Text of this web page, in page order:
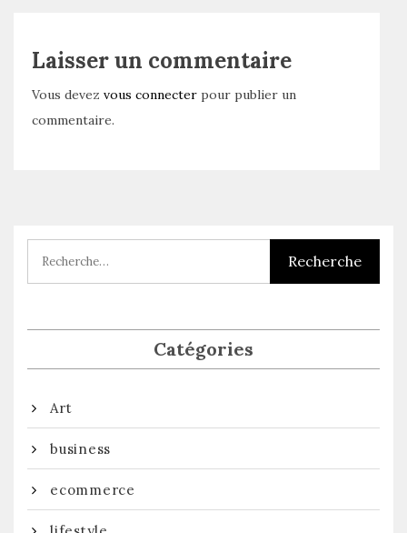
Laisser un commentaire
Vous devez vous connecter pour publier un
commentaire.
Catégories
Art
business
ecommerce